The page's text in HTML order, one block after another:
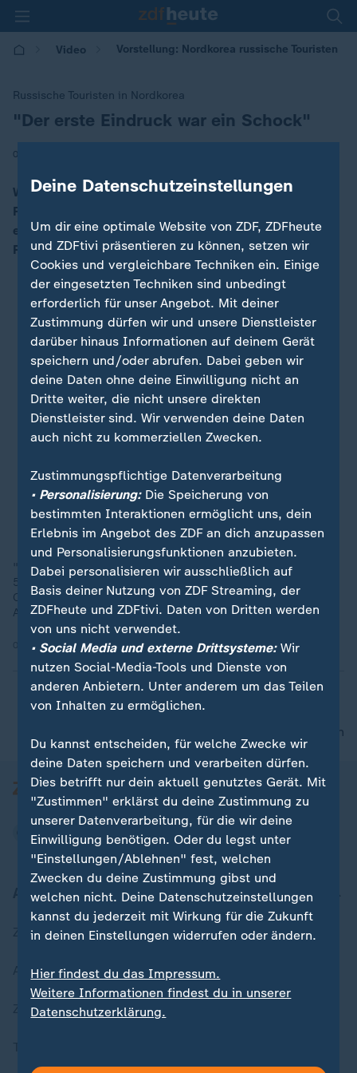
Video Vorstellung: Nordkorea russische Touristen
Russische Touristen in Nordkorea
:"Der erste Eindruck war ein Schock"
02.02.2025 | 13:54
Wegen Putins Angriffskrieg auf die Ukraine dürfen
Russen zurzeit in viele westliche Länder nicht
einreisen. Nordkorea empfängt sie nach der Corona-
Pandemie mit offenen Armen.
"Wir haben uns in einer Mischung aus dem alten Moskau der
50er- und 70er-Jahre befunden und einer Art modernem
Computerspiel", beschreibt der russische Videoblogger
Alexander Lapin seinen Besuch in Nordkorea.
02.02.2025 | 1:29 min
nach oben
Aktuell bei ZDFheute
Zuletzt veröffentlicht
Aktuelle Sendungs-Videos
ZDFheute Stories
Deine Datenschutzeinstellungen
Um dir eine optimale Website von ZDF, ZDFheute
und ZDFtivi präsentieren zu können, setzen wir
Cookies und vergleichbare Techniken ein. Einige
der eingesetzten Techniken sind unbedingt
erforderlich für unser Angebot. Mit deiner
Zustimmung dürfen wir und unsere Dienstleister
darüber hinaus Informationen auf deinem Gerät
speichern und/oder abrufen. Dabei geben wir
deine Daten ohne deine Einwilligung nicht an
Dritte weiter, die nicht unsere direkten
Dienstleister sind. Wir verwenden deine Daten
auch nicht zu kommerziellen Zwecken.
Zustimmungspflichtige Datenverarbeitung
• Personalisierung:Die Speicherung von
bestimmten Interaktionen ermöglicht uns, dein
Erlebnis im Angebot des ZDF an dich anzupassen
und Personalisierungsfunktionen anzubieten.
Dabei personalisieren wir ausschließlich auf
Basis deiner Nutzung von ZDF Streaming, der
ZDFheute und ZDFtivi. Daten von Dritten werden
von uns nicht verwendet.
• Social Media und externe Drittsysteme:Wir
nutzen Social-Media-Tools und Dienste von
anderen Anbietern. Unter anderem um das Teilen
von Inhalten zu ermöglichen.
Du kannst entscheiden, für welche Zwecke wir
deine Daten speichern und verarbeiten dürfen.
Dies betrifft nur dein aktuell genutztes Gerät. Mit
"Zustimmen" erklärst du deine Zustimmung zu
unserer Datenverarbeitung, für die wir deine
Einwilligung benötigen. Oder du legst unter
"Einstellungen/Ablehnen" fest, welchen
Zwecken du deine Zustimmung gibst und
welchen nicht. Deine Datenschutzeinstellungen
kannst du jederzeit mit Wirkung für die Zukunft
in deinen Einstellungen widerrufen oder ändern.
Hier findest du das Impressum.
Weitere Informationen findest du in unserer
Datenschutzerklärung.